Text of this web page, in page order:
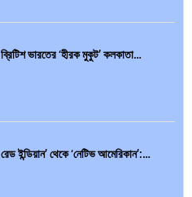
ব্রিটিশ ভারতের ‘হীরক মুকুট’ কলকাতা…
রেড ইন্ডিয়ান’ থেকে ‘নেটিভ আমেরিকান’:…